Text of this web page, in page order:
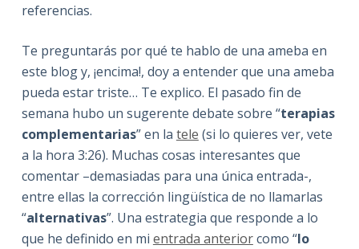
referencias.
Te preguntarás por qué te hablo de una ameba en
este blog y, ¡encima!, doy a entender que una ameba
pueda estar triste… Te explico. El pasado fin de
semana hubo un sugerente debate sobre “terapias
complementarias” en la tele (si lo quieres ver, vete
a la hora 3:26). Muchas cosas interesantes que
comentar –demasiadas para una única entrada-,
entre ellas la corrección lingüística de no llamarlas
“alternativas”. Una estrategia que responde a lo
que he definido en mi entrada anteriorcomo “lo